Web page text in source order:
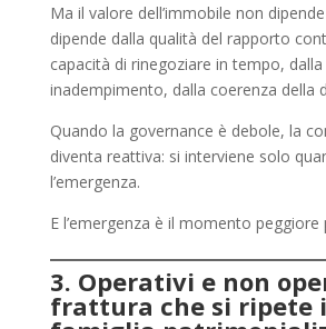
Ma il valore dell’immobile non
dipende dalla qualità del rapporto
capacità di rinegoziare in tempo,
inadempimento, dalla coerenza della
Quando la governance è debole, la
diventa reattiva: si interviene solo
l’emergenza.
E l’emergenza è il momento peggiore
3. Operativi e non
frattura che si ripete